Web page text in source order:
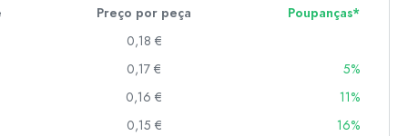
Preço por peça
Poupanças*
0,18 €
0,17 €
5%
0,16 €
11%
0,15 €
16%